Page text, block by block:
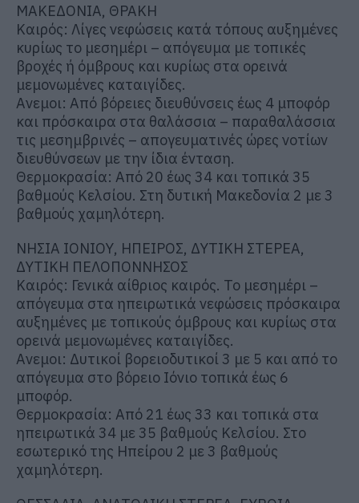
ΜΑΚΕΔΟΝΙΑ, ΘΡΑΚΗ
Καιρός: Λίγες νεφώσεις κατά τόπους αυξημένες
κυρίως το μεσημέρι – απόγευμα με τοπικές
βροχές ή όμβρους και κυρίως στα ορεινά
μεμονωμένες καταιγίδες.
Ανεμοι: Από βόρειες διευθύνσεις έως 4 μποφόρ
και πρόσκαιρα στα θαλάσσια – παραθαλάσσια
τις μεσημβρινές – απογευματινές ώρες νοτίων
διευθύνσεων με την ίδια ένταση.
Θερμοκρασία: Από 20 έως 34 και τοπικά 35
βαθμούς Κελσίου. Στη δυτική Μακεδονία 2 με 3
βαθμούς χαμηλότερη.
ΝΗΣΙΑ ΙΟΝΙΟΥ, ΗΠΕΙΡΟΣ, ΔΥΤΙΚΗ ΣΤΕΡΕΑ,
ΔΥΤΙΚΗ ΠΕΛΟΠΟΝΝΗΣΟΣ
Καιρός: Γενικά αίθριος καιρός. Το μεσημέρι –
απόγευμα στα ηπειρωτικά νεφώσεις πρόσκαιρα
αυξημένες με τοπικούς όμβρους και κυρίως στα
ορεινά μεμονωμένες καταιγίδες.
Ανεμοι: Δυτικοί βορειοδυτικοί 3 με 5 και από το
απόγευμα στο βόρειο Ιόνιο τοπικά έως 6
μποφόρ.
Θερμοκρασία: Από 21 έως 33 και τοπικά στα
ηπειρωτικά 34 με 35 βαθμούς Κελσίου. Στο
εσωτερικό της Ηπείρου 2 με 3 βαθμούς
χαμηλότερη.